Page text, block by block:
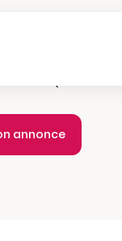
: Quotidien
annonce